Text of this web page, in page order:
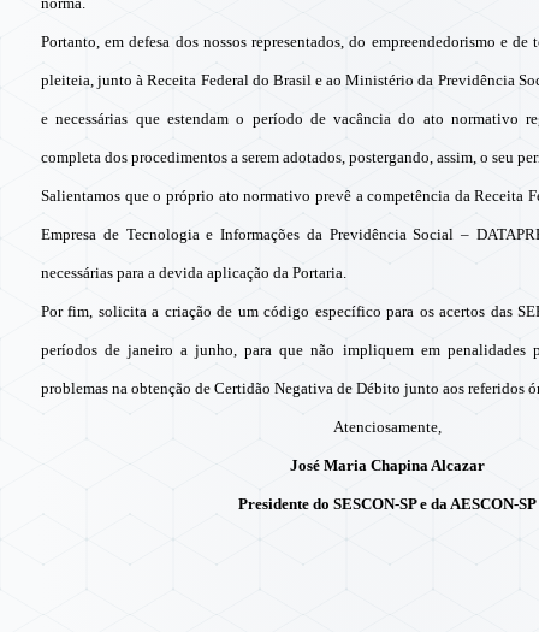
Portanto, em defesa dos nossos representados, do empreendedorismo e
pleiteia, junto à Receita Federal do Brasil e ao Ministério da Previdência
e necessárias que estendam o período de vacância do ato normativo
completa dos procedimentos a serem adotados, postergando, assim, o seu
Salientamos que o próprio ato normativo prevê a competência da Receita
Empresa de Tecnologia e Informações da Previdência Social –
necessárias para a devida aplicação da Portaria.
Por fim, solicita a criação de um código específico para os acertos das
períodos de janeiro a junho, para que não impliquem em penalidades
problemas na obtenção de Certidão Negativa de Débito junto aos referidos
Atenciosamente,
José Maria Chapina Alcazar
Presidente do SESCON-SP e da AESCON-SP